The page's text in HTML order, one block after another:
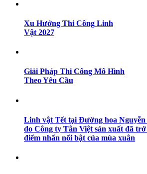
Xu Hướng Thi Công Linh
Vật 2027
Giải Pháp Thi Công Mô Hình
Theo Yêu Cầu
Linh vật Tết tại Đường hoa Nguyễn
do Công ty Tân Việt sản xuất đã
điểm nhấn nổi bật của mùa xuân